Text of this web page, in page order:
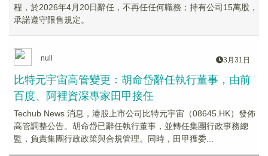
程，於2026年4月20日辭任，不再任任何職務；持有公司15萬股，
承諾遵守限售規定。
null 3月31日
比特元宇宙高管變更：胡命岱辭任執行董事，由前
百度、阿裡資深專家田甲接任
Techub News 消息，港股上市公司比特元宇宙（08645.HK）發佈
高管調整公告。胡命岱已辭任執行董事，並轉任集團行政事務總
監，負責集團行政政策與合規管理。同時，田甲獲委...